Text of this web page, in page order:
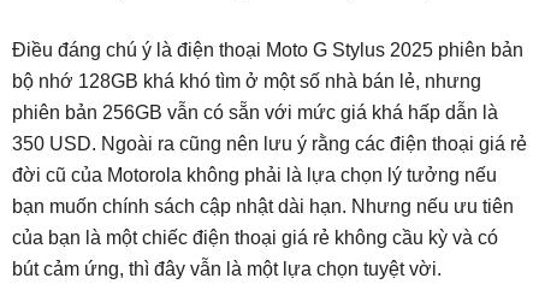
Điều đáng chú ý là điện thoại Moto G Stylus 2025 phiên bản
bộ nhớ 128GB khá khó tìm ở một số nhà bán lẻ, nhưng
phiên bản 256GB vẫn có sẵn với mức giá khá hấp dẫn là
350 USD. Ngoài ra cũng nên lưu ý rằng các điện thoại giá rẻ
đời cũ của Motorola không phải là lựa chọn lý tưởng nếu
bạn muốn chính sách cập nhật dài hạn. Nhưng nếu ưu tiên
của bạn là một chiếc điện thoại giá rẻ không cầu kỳ và có
bút cảm ứng, thì đây vẫn là một lựa chọn tuyệt vời.